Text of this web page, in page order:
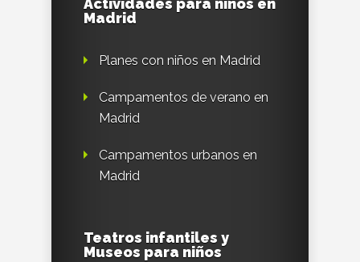
Actividades para niños en
Madrid
Planes con niños en Madrid
Campamentos de verano en
Madrid
Campamentos urbanos en
Madrid
Teatros infantiles y
Museos para niños